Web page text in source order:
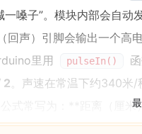
一嗓子”。模块内部会自
（回声）引脚会输出一个高
里用
pulseIn()
2 。声速在常温下约340
公式常写为：**距离（厘